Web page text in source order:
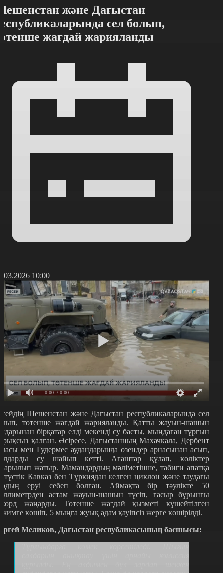
және Дағыстан
сел болып,
жағдай жарияланды
10:00
0:00 / 0:00
Шешенстан және Дағыстан республикаларында сел
төтенше жағдай жарияланды. Қатты жауын-шашын
бірқатар елді мекенді су басты, мыңдаған тұрғын
қалған. Әсіресе, Дағыстанның Махачкала, Дербент
мен Гудермес аудандарында өзендер арнасынан асып,
су шайып кетті. Ағаштар құлап, көліктер
жатыр. Мамандардың мәліметінше, табиғи апатқа
Кавказ бен Түркиядан келген циклон және таудағы
еруі себеп болған. Аймақта бір тәулікте 50
астам жауын-шашын түсіп, ғасыр бұрынғы
жаңарды. Төтенше жағдай қызметі күшейтілген
көшіп, 5 мыңға жуық адам қауіпсіз жерге көшірілді.
Меликов, Дағыстан республикасының басшысы: